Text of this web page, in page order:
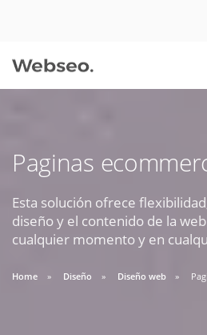
Paginas
Esta solución ofrece
diseño y el contenido de la
cualquier momento y en
Home Diseño Diseño web
09:30 AM A 18:30
soporte@webseo.cl